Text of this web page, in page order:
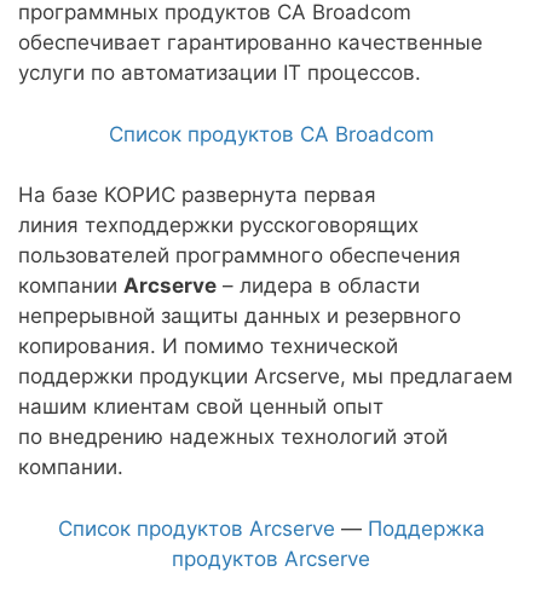
программных продуктов СА Broadcom
обеспечивает гарантированно качественные
услуги по автоматизации IT процессов.
Список продуктов CA Broadcom
На базе КОРИС развернута первая
линия техподдержки русскоговорящих
пользователей программного обеспечения
компании Arcserve – лидера в области
непрерывной защиты данных и резервного
копирования. И помимо технической
поддержки продукции Arcserve, мы предлагаем
нашим клиентам свой ценный опыт
по внедрению надежных технологий этой
компании.
Список продуктов Arcserve — Поддержка
продуктов Arcserve